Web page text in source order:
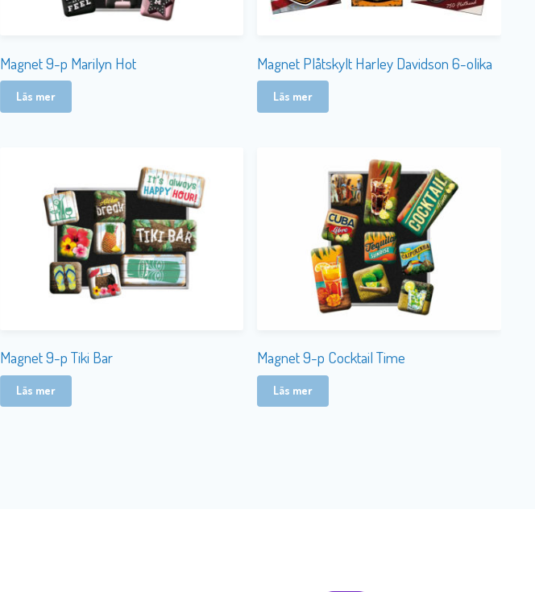
Magnet 9-p Marilyn Hot
Läs mer
Magnet Plåtskylt Harley Davidson 6-olika
Läs mer
Magnet 9-p Tiki Bar
Läs mer
Magnet 9-p Cocktail Time
Läs mer